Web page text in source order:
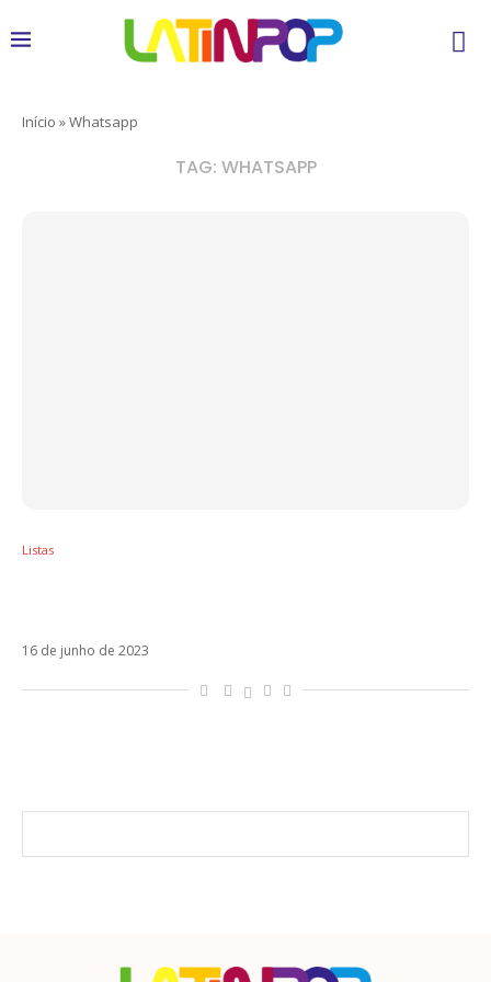
Início »Whatsapp
TAG: WHATSAPP
Listas
16 de junho de 2023